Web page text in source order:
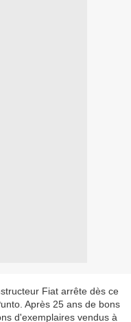
Fiat arrête dès ce
Après 25 ans de bons
d'exemplaires vendus à